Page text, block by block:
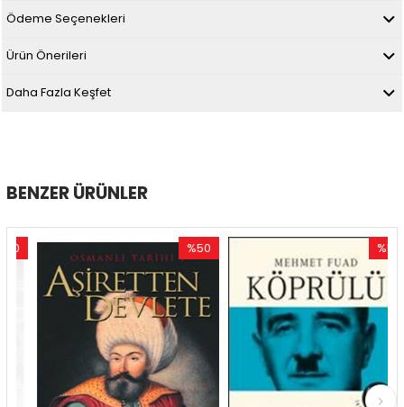
Ödeme Seçenekleri
Ürün Önerileri
Daha Fazla Keşfet
BENZER ÜRÜNLER
%50
İndirim
%50İndirim
%50
İndirim